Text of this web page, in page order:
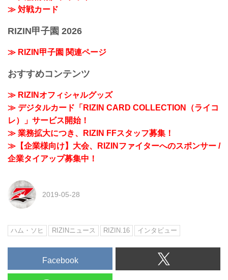
≫ 対戦カード
RIZIN甲子園 2026
≫ RIZIN甲子園 関連ページ
おすすめコンテンツ
≫ RIZINオフィシャルグッズ
≫ デジタルカード「RIZIN CARD COLLECTION（ライコ
レ）」サービス開始！
≫ 業務拡大につき、RIZIN FFスタッフ募集！
≫【企業様向け】大会、RIZINファイターへのスポンサー /
企業タイアップ募集中！
2019-05-28
ハム・ソヒ RIZINニュース RIZIN.16 インタビュー
Facebook